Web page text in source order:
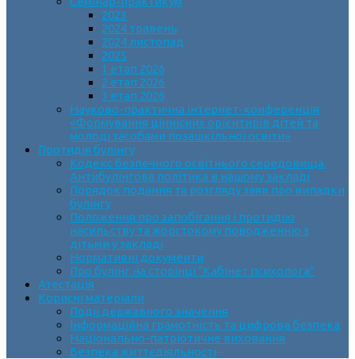
2023
2024 травень
2024 листопад
2025
1 етап 2026
2 етап 2026
3 етап 2026
Науково-практична інтернет-конференція
«Формування ціннісних орієнтирів дітей та
молоді засобами позашкільної освіти»
Протидія булінгу
Кодекс безпечного освітнього середовища.
Антибулінгова політика в нашому закладі
Порядок подання та розгляду заяв про випадки
булінгу
Положення про запобігання і протидію
насильству та жорстокому поводженню з
дітьми у закладі
Нормативні документи
Про булінг на сторінці “Кабінет психолога”
Атестація
Корисні матеріали
Події державного значення
Інформаційна грамотність та цифрова безпека
Національно-патріотичне виховання
Безпека життєдіяльності